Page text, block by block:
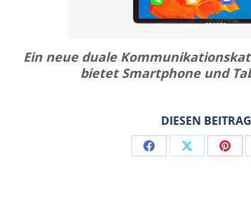
Ein neue duale
bietet Smartphone und
DIESEN
Share Share